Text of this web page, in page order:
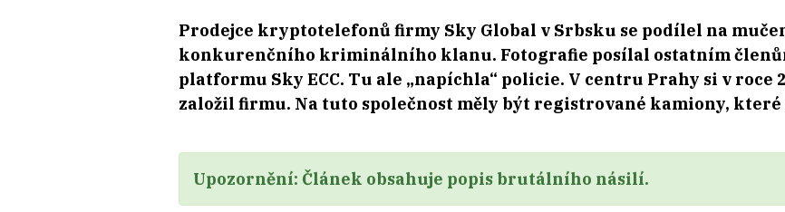
Prodejce kryptotelefonů firmy Sky Global v Srbsku se podílel na
konkurenčního kriminálního klanu. Fotografie posílal ostatním
platformu Sky ECC. Tu ale „napíchla“ policie. V centru Prahy si v roce
založil firmu. Na tuto společnost měly být registrované kamiony, které
Upozornění: Článek obsahuje popis brutálního násilí.